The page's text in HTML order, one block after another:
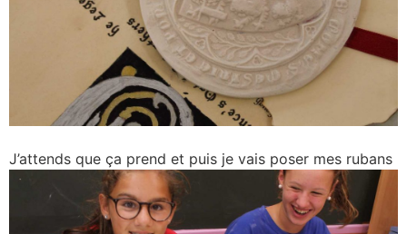
J’attends que ça prend et puis je vais poser mes rubans